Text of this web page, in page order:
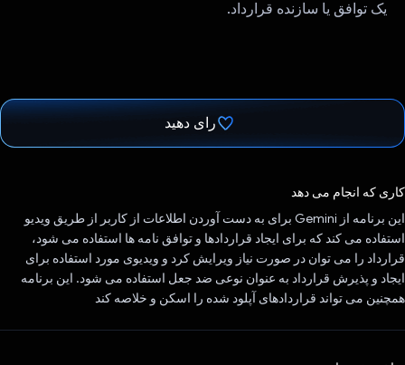
یک توافق یا سازنده قرارداد.
رای دهید
کاری که انجام می دهد
این برنامه از Gemini برای به دست آوردن اطلاعات از کاربر از طریق ویدیو
استفاده می کند که برای ایجاد قراردادها و توافق نامه ها استفاده می شود،
قرارداد را می توان در صورت نیاز ویرایش کرد و ویدیوی مورد استفاده برای
ایجاد و پذیرش قرارداد به عنوان نوعی ضد جعل استفاده می شود. این برنامه
همچنین می تواند قراردادهای آپلود شده را اسکن و خلاصه کند